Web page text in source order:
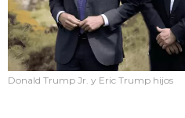
Donald Trump Jr. y Eric Trump hijos